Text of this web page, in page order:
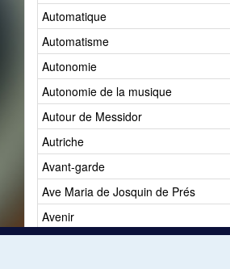
Automatique
Automatisme
Autonomie
Autonomie de la musique
Autour de Messidor
Autriche
Avant-garde
Ave Maria de Josquin de Prés
Avenir